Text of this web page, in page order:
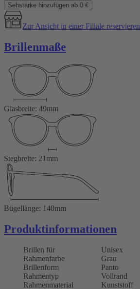
Sehstärke hinzufügen ab 0 €
Zur Ansicht in einer Filiale reservieren
Brillenmaße
Glasbreite: 49mm
Stegbreite: 21mm
Bügellänge: 140mm
Produktinformationen
Brillen für
Unisex
Rahmenfarbe
Grau
Brillenform
Panto
Rahmentyp
Vollrand
Rahmenmaterial
Kunststoff